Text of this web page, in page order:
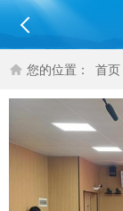
您的位置： 首页